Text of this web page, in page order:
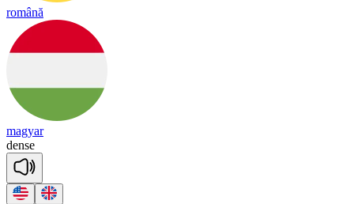
română
magyar
dense